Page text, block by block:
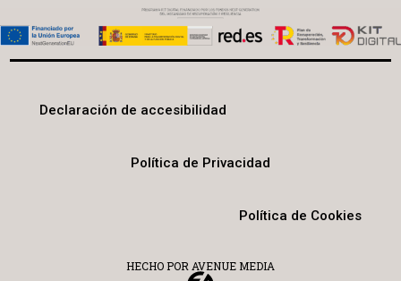
Declaración de accesibilidad
Política de Privacidad
Política de Cookies
HECHO POR AVENUE MEDIA